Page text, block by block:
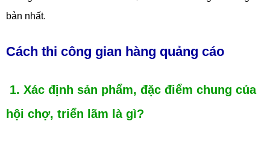
bản nhất.
Cách thi công gian hàng quảng cáo
1. Xác định sản phẩm, đặc điểm chung của
hội chợ, triển lãm là gì?